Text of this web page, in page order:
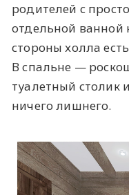
родителей с
отдельной ванной
стороны холла
В спальне —
туалетный столик
ничего лишнего.